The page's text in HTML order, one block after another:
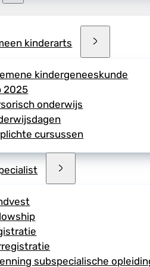
kinderarts
kindergeneeskunde
2025
onderwijs
cursussen
subspecialische